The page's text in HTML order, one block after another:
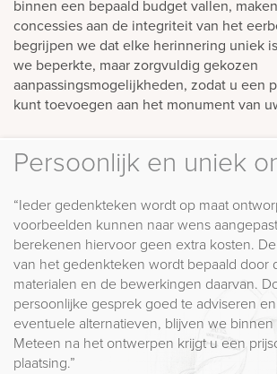
binnen een bepaald budget vallen,
concessies aan de integriteit van het
begrijpen we dat elke herinnering uniek
we beperkte, maar zorgvuldig gekozen
aanpassingsmogelijkheden, zodat u een
kunt toevoegen aan het monument van
Persoonlijk en uniek
“Ieder gedenkteken wordt op maat
voorbeelden kunnen naar wens
berekenen hiervoor geen extra kosten.
van het gedenkteken wordt bepaald door
materialen en de bewerkingen daarvan.
persoonlijke gesprek goed te adviseren
eventuele alternatieven, blijven we
Meteen na het ontwerpen krijgt u een
plaatsing.”